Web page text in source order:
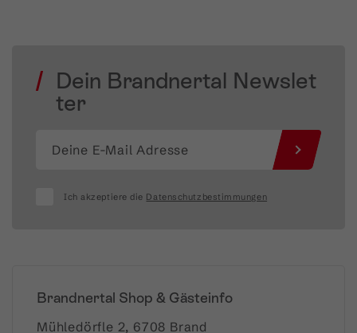
Dein Brandnertal Newslet
ter
Ich akzeptiere die Datenschutzbestimmungen
Brandnertal Shop & Gästeinfo
Mühledörfle 2, 6708 Brand